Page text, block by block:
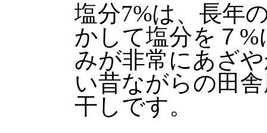
塩分7%は、長年
かして塩分を７
みが非常にあざ
い昔ながらの田
干しです。